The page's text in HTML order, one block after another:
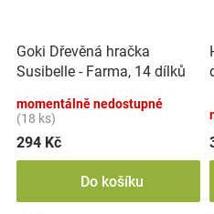
Goki Dřevěná hračka
Susibelle - Farma, 14 dílků
momentálně nedostupné
(18 ks)
294 Kč
Do košíku